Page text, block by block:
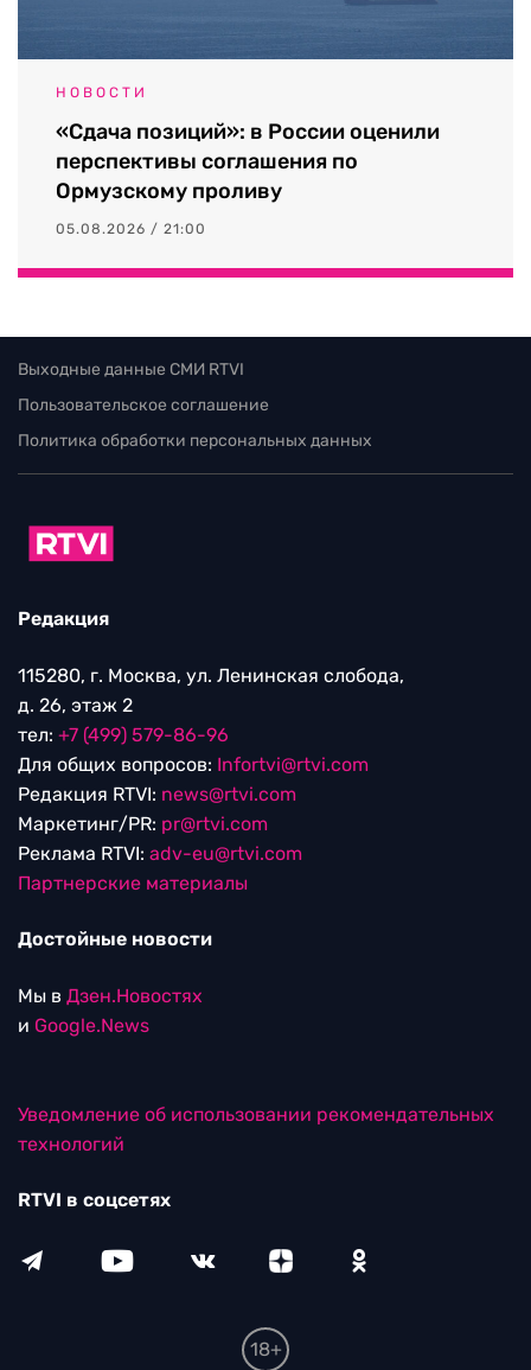
НОВОСТИ
«Сдача позиций»: в России оценили
перспективы соглашения по
Ормузскому проливу
05.08.2026 / 21:00
Выходные данные СМИ RTVI
Пользовательское соглашение
Политика обработки персональных данных
Редакция
115280, г. Москва, ул. Ленинская слобода,
д. 26, этаж 2
тел: +7 (499) 579-86-96
Для общих вопросов: Infortvi@rtvi.com
Редакция RTVI: news@rtvi.com
Маркетинг/PR: pr@rtvi.com
Реклама RTVI: adv-eu@rtvi.com
Партнерские материалы
Достойные новости
Мы в Дзен.Новостях
и Google.News
Уведомление об использовании рекомендательных
технологий
RTVI в соцсетях
18+